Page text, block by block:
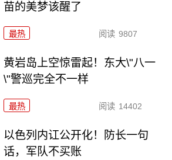
苗的美梦该醒了
最热 阅读 9807
黄岩岛上空惊雷起！东大\"八一
\"警巡完全不一样
最热 阅读 14402
以色列内讧公开化！防长一句
话，军队不买账